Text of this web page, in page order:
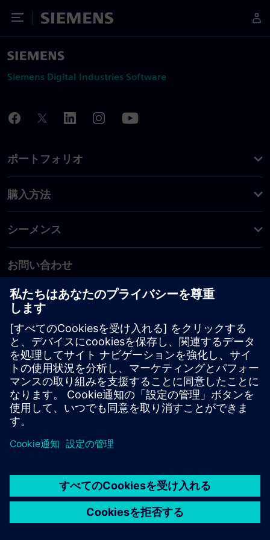
Toggle Menu
Siemens
Siemens Digital Industries Software
ポートフォリオ
購入方法
シーメンス
お問い合わせ
PLM製品のお問い合わせ
EDA製品のお問い合わせ
世界各地の事業拠点
サポート・センター
ご意見・ご要望
違法コピーの連絡先
© Siemens2026
タル・ミレニアム著作権法 (DMCA)
内部通報